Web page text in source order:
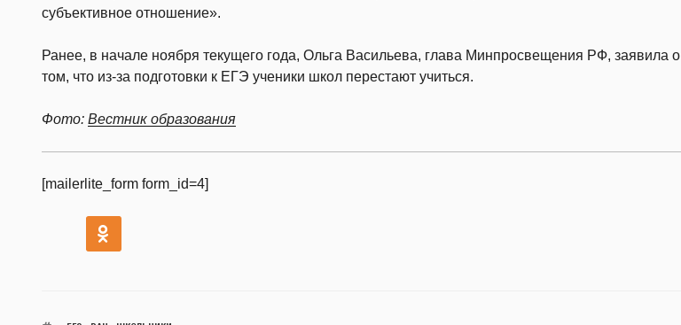
субъективное отношение».
Ранее, в начале ноября текущего года, Ольга Васильева, глава Минпросвещения РФ, заявила о
том, что из-за подготовки к ЕГЭ ученики школ перестают учиться.
Фото: Вестник образования
[mailerlite_form form_id=4]